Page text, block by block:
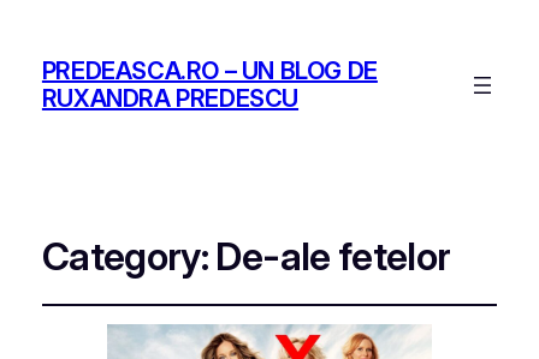
PREDEASCA.RO – UN BLOG DE
RUXANDRA PREDESCU
Category: De-ale fetelor